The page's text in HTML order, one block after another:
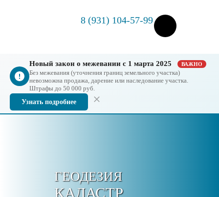
8 (931) 104-57-99
Новый закон о межевании с 1 марта 2025 ВАЖНО
Без межевания (уточнения границ земельного участка)
невозможна продажа, дарение или наследование участка.
Штрафы до 50 000 руб.
Узнать подробнее
ГЕОДЕЗИЯ
КАДАСТР